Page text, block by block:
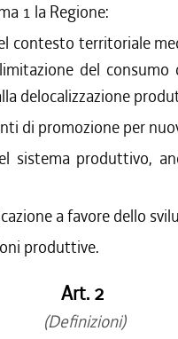
1 la Regione:
contesto territoriale
del
delocalizzazione
di promozione per
sistema produttivo,
a favore dello
produttive.
Art. 2
(Definizioni)